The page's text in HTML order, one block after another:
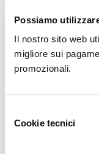
Possiamo
Il nostro sito web
migliore sui
promozionali.
delCookie tecnici
Con quali
vostra
“Giovane,in
orizzonti e culture
diversificarci dalle